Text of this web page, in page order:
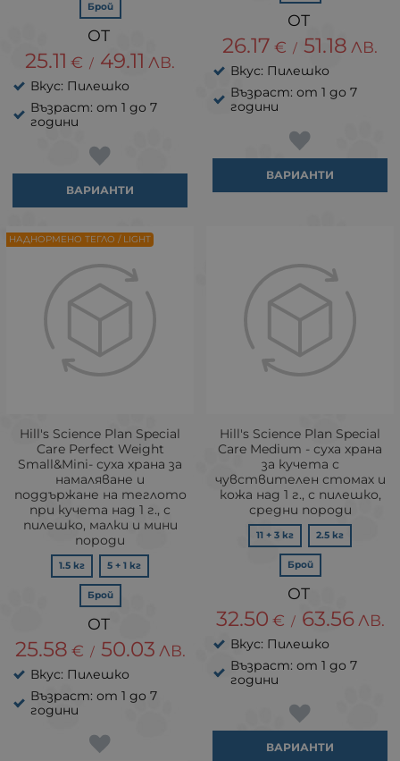
Брой
25.11 € / 49.11 ЛВ.
Вкус: Пилешко
Възраст: от 1 до 7
години
ВАРИАНТИ
26.17 € / 51.18 ЛВ.
Вкус: Пилешко
Възраст: от 1 до 7
години
ВАРИАНТИ
Hill's Science Plan Special
Care Perfect Weight
Small&Mini- суха храна за
намаляване и
поддържане на теглото
при кучета над 1 г., с
пилешко, малки и мини
породи
1.5 кг 5 + 1 кг
Брой
25.58 € / 50.03 ЛВ.
Вкус: Пилешко
Възраст: от 1 до 7
години
НАДНОРМЕНО ТЕГЛО / LIGHT
Hill's Science Plan Special
Care Medium - суха храна
за кучета с
чувствителен стомах и
кожа над 1 г., с пилешко,
средни породи
11 + 3 кг 2.5 кг
Брой
32.50 € / 63.56 ЛВ.
Вкус: Пилешко
Възраст: от 1 до 7
години
ВАРИАНТИ